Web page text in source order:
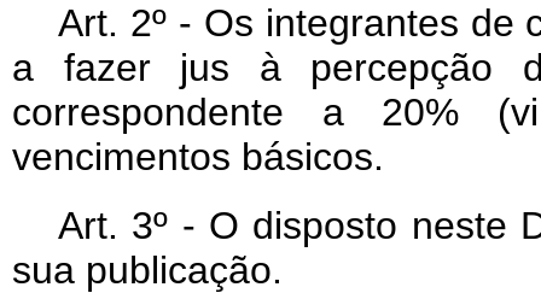
Art. 2º - Os integrantes de
a fazer jus à percepção
correspondente a 20%
vencimentos básicos.
Art. 3º - O disposto neste
sua publicação.